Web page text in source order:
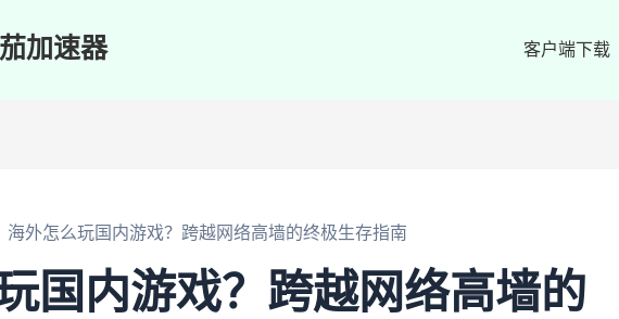
加速器 客户端下载
海外怎么玩国内游戏？跨越网络高墙的终极生存指南
国内游戏？跨越网络高墙的